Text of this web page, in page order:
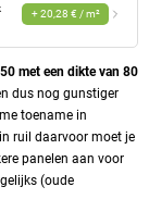
met een dikte van 80
dus nog gunstiger
toename in
ruil daarvoor moet je
panelen aan voor
(oude
+ 20,28 € / m²